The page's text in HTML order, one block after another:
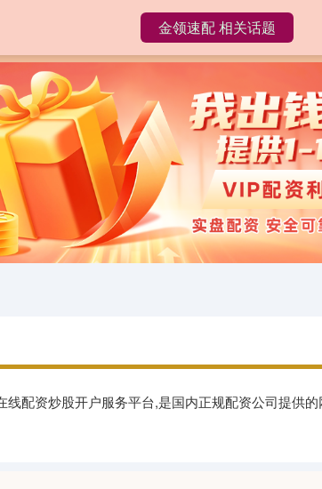
金领速配
线配资炒股开户服务平台,是国内正规配资公司提供
金领速配 相关话题